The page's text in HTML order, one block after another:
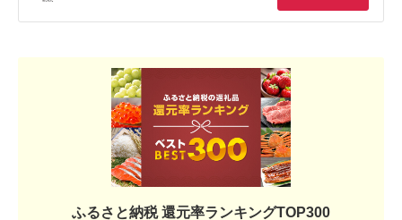
ふるさと納税 還元率ランキングTOP300